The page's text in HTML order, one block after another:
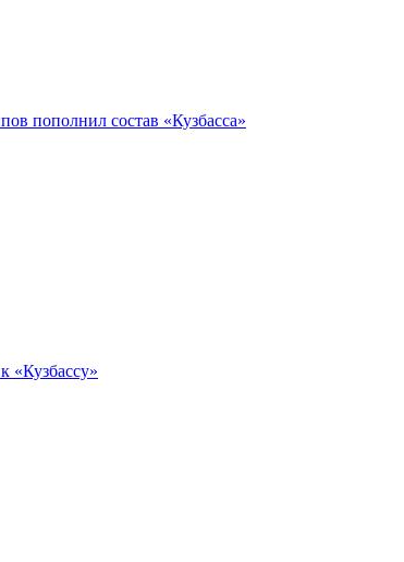
пополнил состав «Кузбасса»
«Кузбассу»